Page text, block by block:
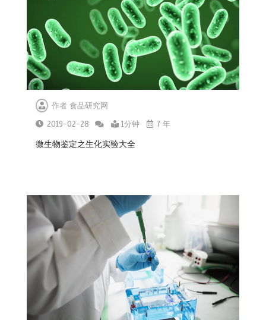
作者食品研究网
2019-02-28
1分钟 7 年
微生物鉴定之生化实验大全
7家电商平台 “幽灵外卖”系列案作出行
政处罚
2026-04-20
2025-09-25
关于天水市麦积区培心幼儿园幼儿血
铅异常问题调查处置情况的通报
2025-07-14